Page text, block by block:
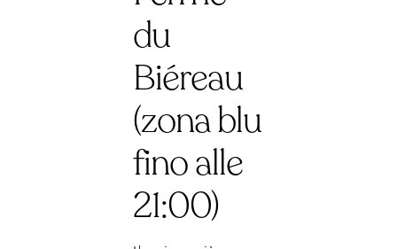
du
Biéreau
(zona blu
fino alle
21:00)